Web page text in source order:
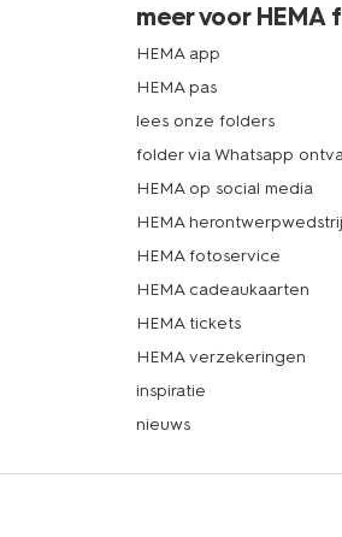
meer voor HEMA
HEMA app
HEMA pas
lees onze folders
folder via Whatsapp
HEMA op social media
HEMA
HEMA fotoservice
HEMA cadeaukaarten
HEMA tickets
HEMA verzekeringen
inspiratie
nieuws